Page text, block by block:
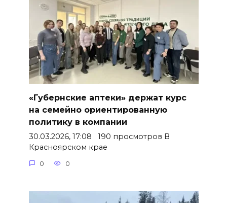
«Губернские аптеки» держат курс
на семейно ориентированную
политику в компании
30.03.2026, 17:08 190 просмотров В
Красноярском крае
0 0